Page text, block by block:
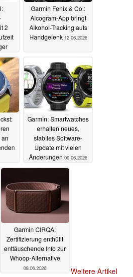
2
Garmin Fenix & Co.:
Alcogram-App bringt
Alkohol-Tracking aufs
Handgelenk 12.06.2026
Garmin: Smartwatches
erhalten neues,
stabiles Software-
Update mit vielen
Änderungen 09.06.2026
Garmin CIRQA:
Zertifizierung enthüllt
enttäuschende Info zur
Whoop-Alternative
08.06.2026
Weitere Artikel